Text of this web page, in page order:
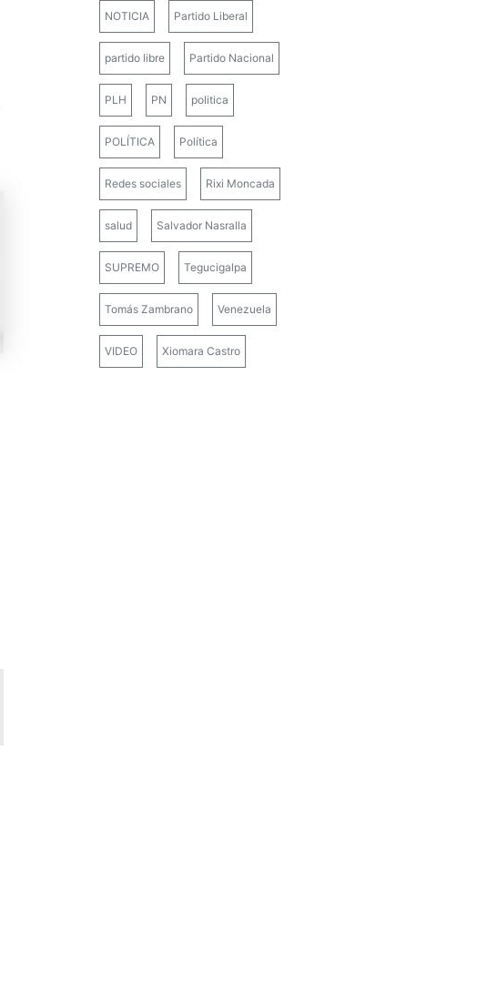
NOTICIA Partido Liberal
partido libre Partido Nacional
PLH PN politica
POLÍTICA Política
Redes sociales Rixi Moncada
salud Salvador Nasralla
SUPREMO Tegucigalpa
Tomás Zambrano Venezuela
VIDEO Xiomara Castro